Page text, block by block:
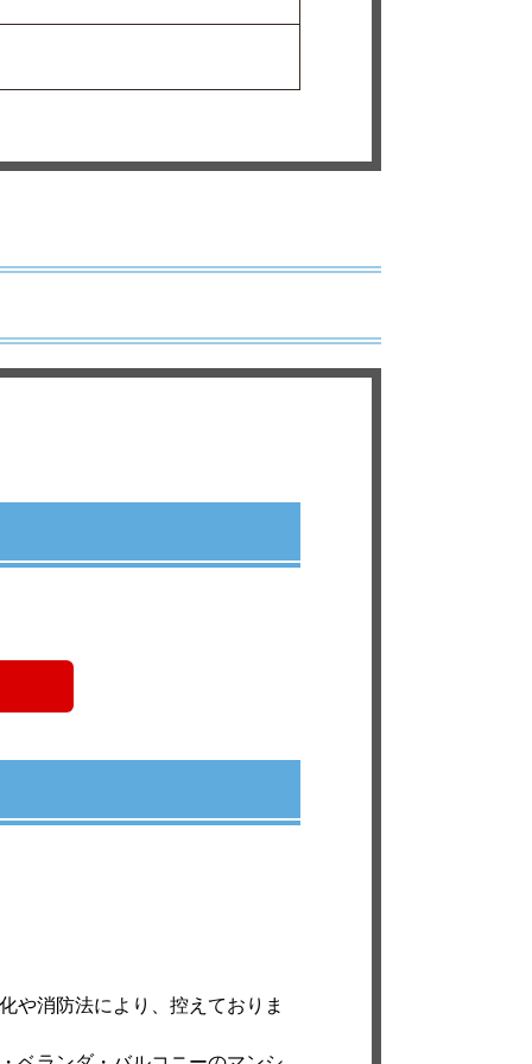
や消防法により、控えておりま